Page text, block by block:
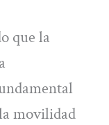
que la
movilidad